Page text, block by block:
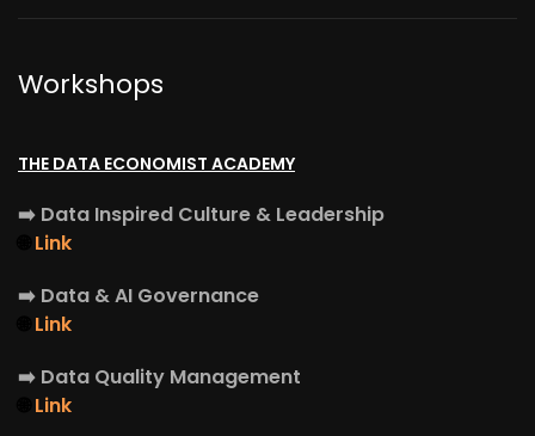
Workshops
THE DATA ECONOMIST ACADEMY
➡️ Data Inspired Culture & Leadership
Link
➡️ Data & AI Governance
Link
➡️ Data Quality Management
Link